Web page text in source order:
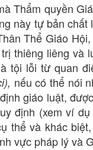
Thẩm quyền
này tự bản
Thể Giáo
thiêng liêng và
tội lỗi từ quan
nếu có thể nói
giáo luật,
định (xem ví
thể và khác
vực pháp lý và